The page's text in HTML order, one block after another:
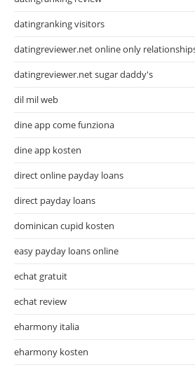
datingranking visitors
datingreviewer.net online only
datingreviewer.net sugar daddy's
dil mil web
dine app come funziona
dine app kosten
direct online payday loans
direct payday loans
dominican cupid kosten
easy payday loans online
echat gratuit
echat review
eharmony italia
eharmony kosten